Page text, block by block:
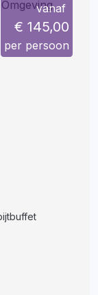
vanaf
€ 145,00
per persoon